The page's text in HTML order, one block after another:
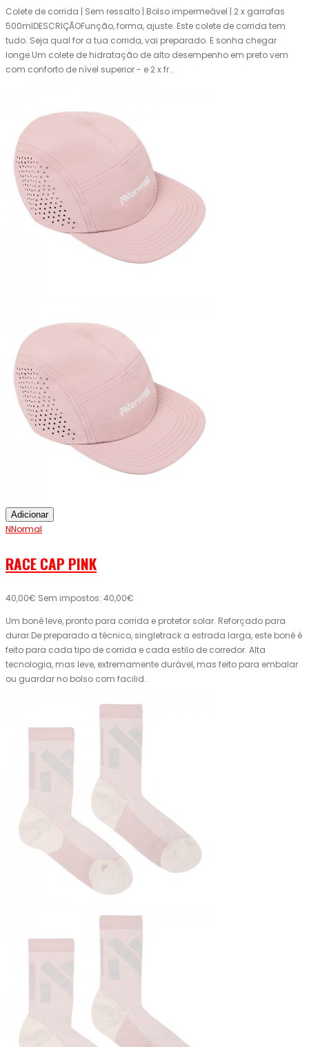
Colete de corrida | Sem ressalto | Bolso impermeável | 2 x garrafas
500mlDESCRIÇÃOFunção, forma, ajuste. Este colete de corrida tem
tudo. Seja qual for a tua corrida, vai preparado. E sonha chegar
longe.Um colete de hidratação de alto desempenho em preto vem
com conforto de nível superior - e 2 x fr..
Adicionar
NNormal
RACE CAP PINK
40,00€ Sem impostos: 40,00€
Um boné leve, pronto para corrida e protetor solar. Reforçado para
durar.De preparado a técnico, singletrack a estrada larga, este boné é
feito para cada tipo de corrida e cada estilo de corredor. Alta
tecnologia, mas leve, extremamente durável, mas feito para embalar
ou guardar no bolso com facilid..